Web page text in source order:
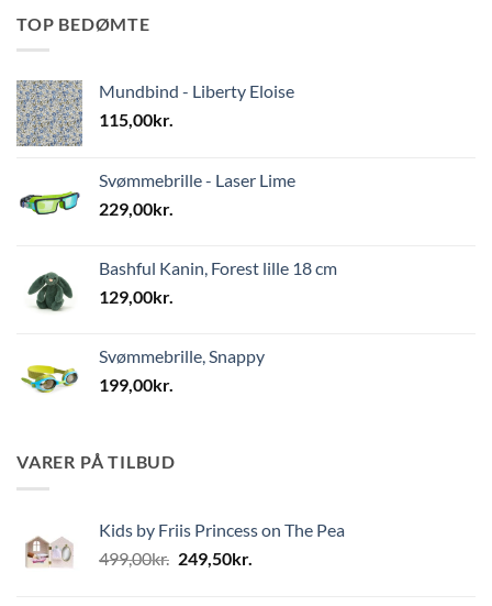
TOP BEDØMTE
Mundbind - Liberty Eloise
115,00kr.
Svømmebrille - Laser Lime
229,00kr.
Bashful Kanin, Forest lille 18 cm
129,00kr.
Svømmebrille, Snappy
199,00kr.
VARER PÅ TILBUD
Kids by Friis Princess on The Pea
499,00kr. Den
249,50kr.